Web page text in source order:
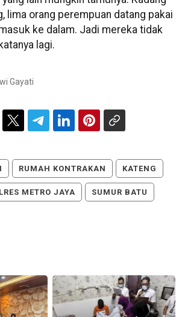
lima orang perempuan datang pakai
ke dalam. Jadi mereka tidak
lagi.
Gayati
RUMAH KONTRAKAN KATENG
METRO JAYA SUMUR BATU